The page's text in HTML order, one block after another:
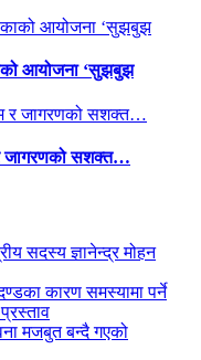
आयोजना ‘सुझबुझ
जागरणको सशक्त…
सदस्य ज्ञानेन्द्र मोहन
कारण समस्यामा पर्ने
मजबुत बन्दै गएको